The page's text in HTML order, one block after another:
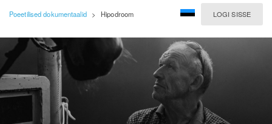
LOGI SISSE
Poeetilised dokumentaalid > Hipodroom